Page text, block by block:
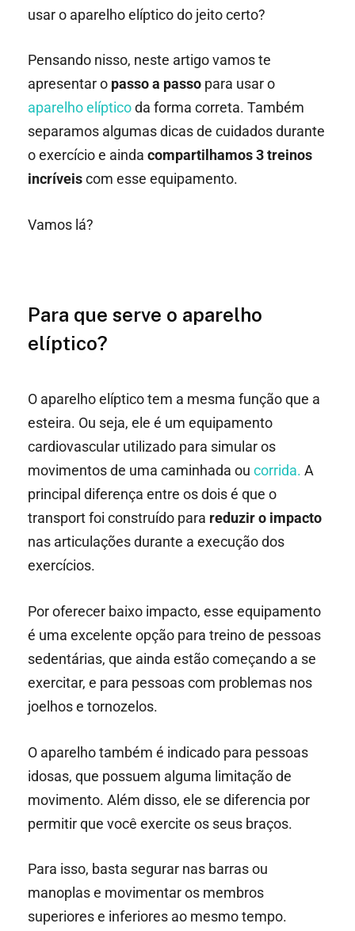
usar o aparelho elíptico do jeito certo?
Pensando nisso, neste artigo vamos te
apresentar o passo a passo para usar o
aparelho elípticoda forma correta. Também
separamos algumas dicas de cuidados durante
o exercício e ainda compartilhamos 3 treinos
incríveiscom esse equipamento.
Vamos lá?
Para que serve o aparelho
elíptico?
O aparelho elíptico tem a mesma função que a
esteira. Ou seja, ele é um equipamento
cardiovascular utilizado para simular os
movimentos de uma caminhada ou corrida. A
principal diferença entre os dois é que o
transport foi construído para reduzir o impacto
nas articulações durante a execução dos
exercícios.
Por oferecer baixo impacto, esse equipamento
é uma excelente opção para treino de pessoas
sedentárias, que ainda estão começando a se
exercitar, e para pessoas com problemas nos
joelhos e tornozelos.
O aparelho também é indicado para pessoas
idosas, que possuem alguma limitação de
movimento. Além disso, ele se diferencia por
permitir que você exercite os seus braços.
Para isso, basta segurar nas barras ou
manoplas e movimentar os membros
superiores e inferiores ao mesmo tempo.